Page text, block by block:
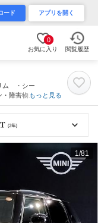
ード アプリを開く
0
お気に入り 閲覧履歴
ム ・シー
・障害物セ
１７インチ
もっと見る
1 /81